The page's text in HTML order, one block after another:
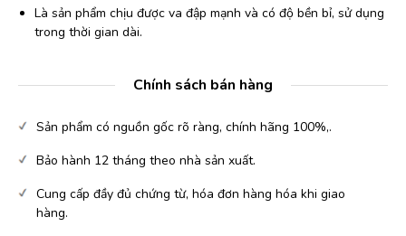
Là sản phẩm chịu được va đập mạnh và có độ bền bỉ, sử dụng
trong thời gian dài.
Chính sách bán hàng
Sản phẩm có nguồn gốc rõ ràng, chính hãng 100%,.
Bảo hành 12 tháng theo nhà sản xuất.
Cung cấp đầy đủ chứng từ, hóa đơn hàng hóa khi giao
hàng.